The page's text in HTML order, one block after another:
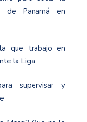
de Panamá en
que trabajo en
la Liga
supervisar y